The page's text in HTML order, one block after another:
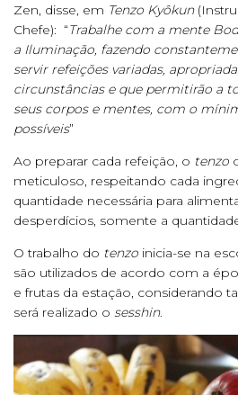
Zen, disse, em Tenzo Kyôkun
Chefe): “Trabalhe com a mente
a Iluminação, fazendo
servir refeições variadas,
circunstâncias e que permitirão a
seus corpos e mentes, com o
possíveis”
Ao preparar cada refeição, o tenzo
meticuloso, respeitando cada
quantidade necessária para
desperdícios, somente a
O trabalho do tenzo inicia-se na
são utilizados de acordo com a
e frutas da estação, considerando
será realizado o sesshin.